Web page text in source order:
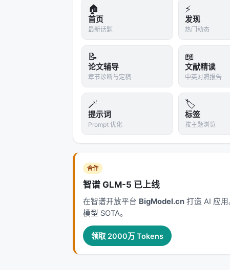
（是否检索、检索几次、调用何种工具）
相关工作纵览
神经信息检索经历从 BM25 到 BERT
LLM 代理的演进。每一代方法都在效
现毫秒级召回，但对领域迁移与长尾
少级联误差却面临索引更新难题。 在
跟随与生成式推荐（Gen-Rec），核心
权衡。LLM 提供语义先验与冷启动能
Agentic Search 将外部知识访问从「
因此从静态 nDCG 转向任务成功率、
工程落地检查清单
| 检查项 | 问题 | 建议 | |--------|------
引、脱敏、可回滚 embedding 版本 | |
询、异步重排 | | 质量 | 离线提升是否转
GPU 占用？ | 路由小模型、蒸馏、稀疏
🏠
首页
最新话题
⚡
发现
热门动态
📝
论文辅导
章节诊断与定稿
📖
文献精读
中英对照报告
🪄
提示词
Prompt 优化
🏷️
标签
按主题浏览
合作
智谱 GLM-5 已上线
在智谱开放平台 BigModel.cn 打造 AI 应
模型 SOTA。
领取 2000万 Tokens